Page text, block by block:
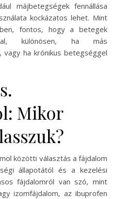
májbetegségek fennállása
kockázatos lehet. Mint
fontos, hogy a betegek
különösen, ha más
ha krónikus betegséggel
Mikor
közötti választás a fájdalom
állapotától és a kezelési
fájdalomról van szó, mint
izomfájdalom, az ibuprofen